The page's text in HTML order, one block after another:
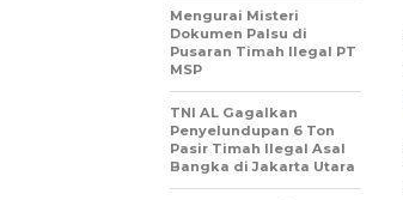
Mengurai Misteri
Dokumen Palsu di
Pusaran Timah Ilegal PT
MSP
TNI AL Gagalkan
Penyelundupan 6 Ton
Pasir Timah Ilegal Asal
Bangka di Jakarta Utara